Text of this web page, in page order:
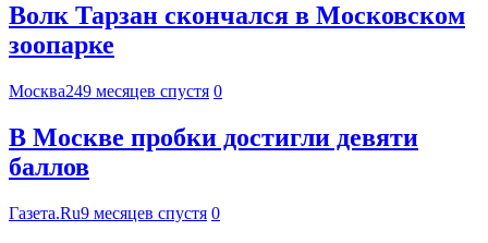
Волк Тарзан скончался в Московском
зоопарке
Москва249 месяцев спустя 0
В Москве пробки достигли девяти
баллов
Газета.Ru9 месяцев спустя 0